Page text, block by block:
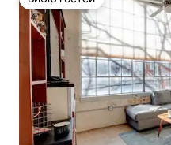
Вибір гостей